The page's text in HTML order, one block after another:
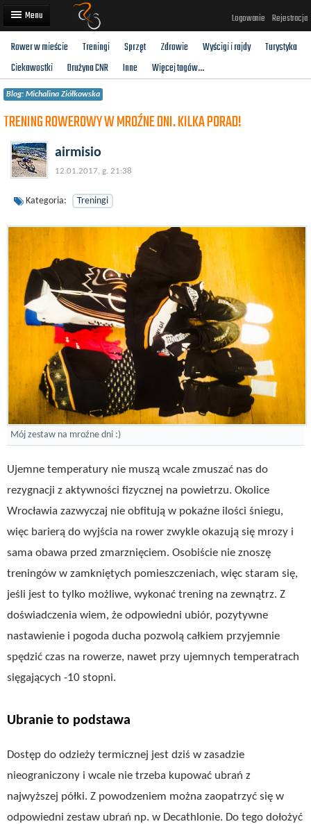
Logowanie Rejestracja
Artykuły
Trasy rowerowe
Wyścigi rowerowe
Użytkownicy
Dodaj
Rower w mieście Treningi Sprzęt Zdrowie Wyścigi i rajdy
Turystyka
Ciekawostki
Drużyna CNR Inne Więcej tagów...
Blog: Michalina Ziółkowska
TRENING ROWEROWY W MROŹNE DNI. KILKA PORAD!
airmisio
12.01.2017, g. 21:38
Kategoria: Treningi
Mój zestaw na mroźne dni :)
Ujemne temperatury nie muszą wcale zmuszać nas do
rezygnacji z aktywności fizycznej na powietrzu. Okolice
Wrocławia zazwyczaj nie obfitują w pokaźne ilości śniegu,
więc barierą do wyjścia na rower zwykle okazują się mrozy i
sama obawa przed zmarznięciem. Osobiście nie znoszę
treningów w zamkniętych pomieszczeniach, więc staram się,
jeśli jest to tylko możliwe, wykonać trening na zewnątrz. Z
doświadczenia wiem, że odpowiedni ubiór, pozytywne
nastawienie i pogoda ducha pozwolą całkiem przyjemnie
spędzić czas na rowerze, nawet przy ujemnych temperatrach
sięgających -10 stopni.
Ubranie to podstawa
Dostęp do odzieży termicznej jest dziś w zasadzie
nieograniczony i wcale nie trzeba kupować ubrań z
najwyższej półki. Z powodzeniem można zaopatrzyć się w
odpowiedni zestaw ubrań np. w Decathlonie. Do tego dołożyć